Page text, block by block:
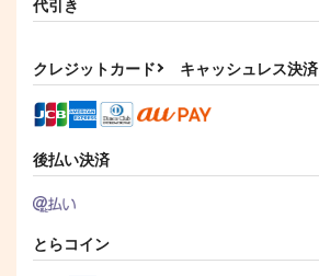
煙草と蜂蜜
クレジットカード キャッシュレス決済
後払い決済
とらコイン